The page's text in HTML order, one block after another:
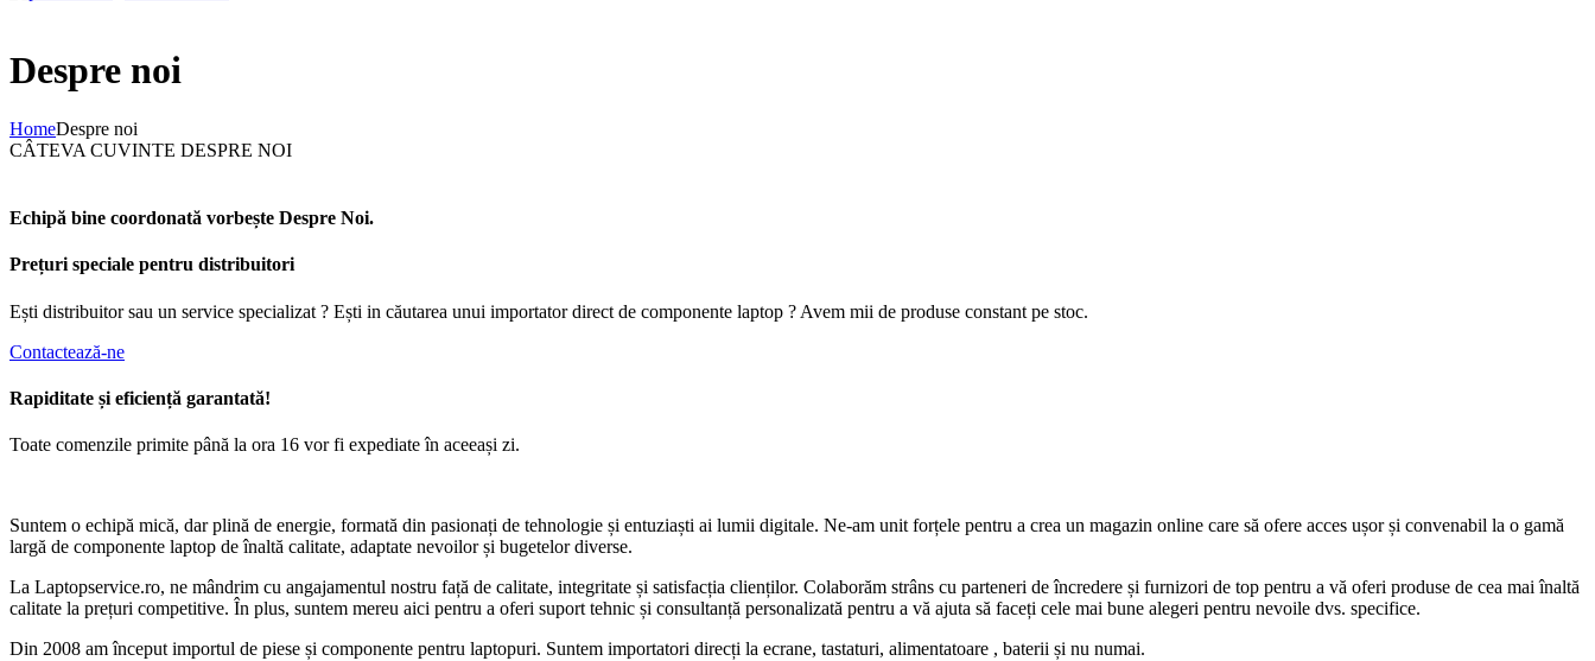
Despre noi
HomeDespre noi
CÂTEVA CUVINTE DESPRE NOI
Echipă bine coordonată vorbește Despre Noi.
Prețuri speciale pentru distribuitori
Ești distribuitor sau un service specializat ? Ești in căutarea unui importator direct de componente laptop ? Avem mii de produse constant pe stoc.
Contactează-ne
Rapiditate și eficiență garantată!
Toate comenzile primite până la ora 16 vor fi expediate în aceeași zi.
Suntem o echipă mică, dar plină de energie, formată din pasionați de tehnologie și entuziaști ai lumii digitale. Ne-am unit forțele pentru a crea un magazin online care să ofere acces ușor și convenabil la o gamă
largă de componente laptop de înaltă calitate, adaptate nevoilor și bugetelor diverse.
La Laptopservice.ro, ne mândrim cu angajamentul nostru față de calitate, integritate și satisfacția clienților. Colaborăm strâns cu parteneri de încredere și furnizori de top pentru a vă oferi produse de cea mai înaltă
calitate la prețuri competitive. În plus, suntem mereu aici pentru a oferi suport tehnic și consultanță personalizată pentru a vă ajuta să faceți cele mai bune alegeri pentru nevoile dvs. specifice.
Din 2008 am început importul de piese și componente pentru laptopuri. Suntem importatori direcți la ecrane, tastaturi, alimentatoare , baterii și nu numai.